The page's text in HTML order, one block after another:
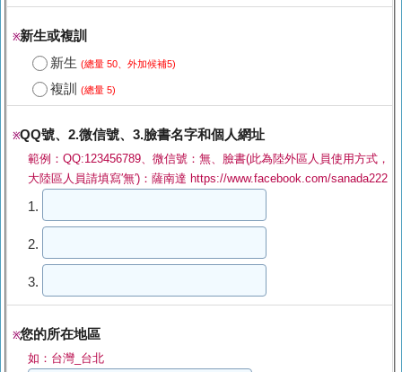
※新生或複訓
新生 (總量 50、外加候補5)
複訓 (總量 5)
※QQ號、2.微信號、3.臉書名字和個人網址
範例：QQ:123456789、微信號：無、臉書(此為陸外區人員使用方式，
大陸區人員請填寫′無′)：薩南達 https://www.facebook.com/sanada222
1.
2.
3.
※您的所在地區
如：台灣_台北